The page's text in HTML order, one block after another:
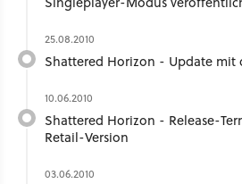
25.08.2010
Shattered Horizon - Update mit
10.06.2010
Shattered Horizon - Release-
Retail-Version
03.06.2010